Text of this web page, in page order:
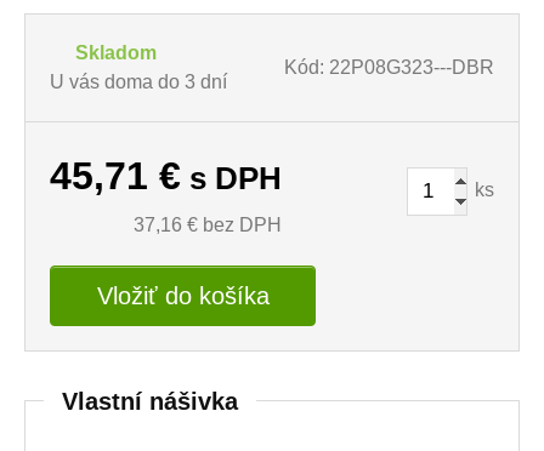
Skladom
U vás doma do 3 dní
Kód: 22P08G323---DBR
45,71 € s DPH
37,16 € bez DPH
ks
Vložiť do košíka
Vlastní nášivka